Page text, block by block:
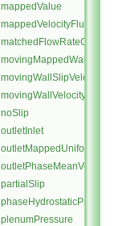
mappedValue
mappedVelocityFlux
matchedFlowRateOutletVelocity
movingMappedWallVelocity
movingWallSlipVelocity
movingWallVelocity
noSlip
outletInlet
outletMappedUniformInlet
outletPhaseMeanVelocity
partialSlip
phaseHydrostaticPressure
plenumPressure